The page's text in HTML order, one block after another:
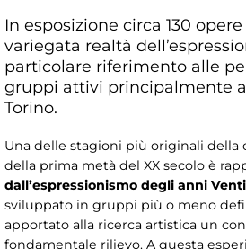
In esposizione circa 130
variegata realtà
particolare riferimento alle
gruppi attivi principalmente
Torino.
Una delle stagioni più originali della
della prima metà del XX secolo è
dall’espressionismo degli anni
sviluppato in gruppi più o meno
apportato alla ricerca artistica un
fondamentale rilievo. A questa